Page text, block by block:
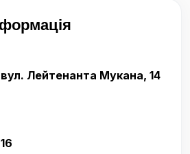
Лейтенанта Мукана, 14